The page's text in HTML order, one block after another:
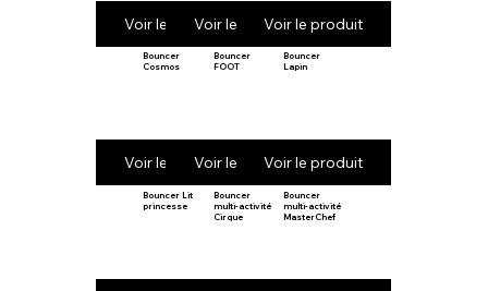
Voir le produitVoir le produitVoir le produit
Bouncer
Cosmos
Voir le produit
Bouncer
FOOT
Voir le produit
Bouncer
Lapin
Voir le produit
Bouncer Lit
princesse
Bouncer
multi-activité
Cirque
Bouncer
multi-activité
MasterChef